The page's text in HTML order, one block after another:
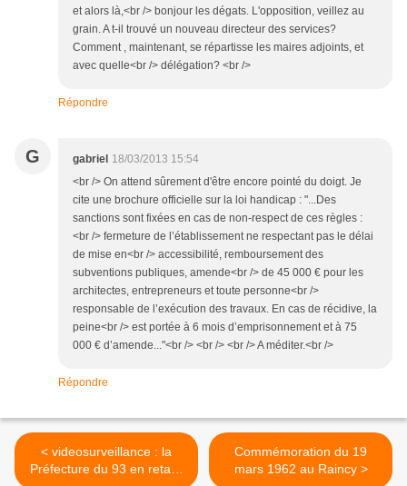
et alors là,<br /> bonjour les dégats. L'opposition, veillez au
grain. A t-il trouvé un nouveau directeur des services?
Comment , maintenant, se répartisse les maires adjoints, et
avec quelle<br /> délégation? <br />
Répondre
G gabriel 18/03/2013 15:54
<br /> On attend sûrement d'être encore pointé du doigt. Je
cite une brochure officielle sur la loi handicap : "...Des
sanctions sont fixées en cas de non-respect de ces règles :
<br /> fermeture de l’établissement ne respectant pas le délai
de mise en<br /> accessibilité, remboursement des
subventions publiques, amende<br /> de 45 000 € pour les
architectes, entrepreneurs et toute personne<br />
responsable de l’exécution des travaux. En cas de récidive, la
peine<br /> est portée à 6 mois d’emprisonnement et à 75
000 € d’amende..."<br /> <br /> <br /> A méditer.<br />
Répondre
< videosurveillance : la
Préfecture du 93 en retard
Commémoration du 19
mars 1962 au Raincy >